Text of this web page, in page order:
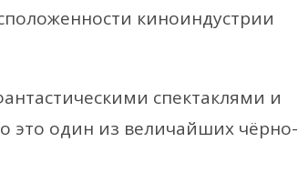
киноиндустрии
спектаклями и
это один из величайших чёрно-